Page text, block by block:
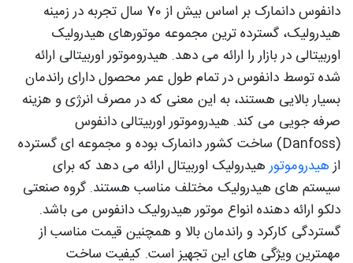
دانفوس دانمارک بر اساس بیش از 70 سال تجربه در زمینه
هیدرولیک، گسترده ترین مجموعه موتورهای هیدرولیک
اوربیتالی در بازار را ارائه می دهد. هیدروموتور اوربیتالی ارائه
شده توسط دانفوس در تمام طول عمر محصول دارای راندمان
بسیار بالایی هستند، به این معنی که در مصرف انرژی و هزینه
صرفه جویی می کند. هیدروموتور اوربیتالی دانفوس
(Danfoss) ساخت کشور دانمارک بوده و مجموعه ای گسترده
ازهیدروموتورهیدرولیک اوربیتال ارائه می دهد که برای
سیستم های هیدرولیک مختلف مناسب هستند. گروه صنعتی
دلکو ارائه دهنده انواع موتور هیدرولیک دانفوس می باشد.
گستردگی کارکرد و راندمان بالا و همچنین قیمت مناسب از
مهمترین ویژگی های این تجهیز است. کیفیت ساخت